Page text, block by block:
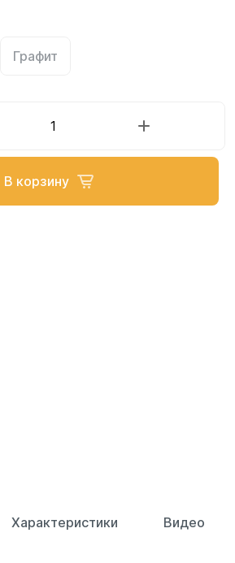
Графит
В корзину
Характеристики Видео